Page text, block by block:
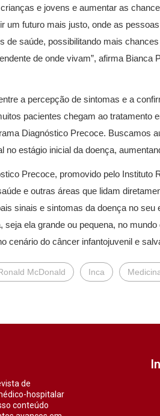
e jovens e aumentar as
um futuro mais justo, onde as
de saúde, possibilitando mais
de onde vivam”, afirma Bianca
a percepção de sintomas e a
pacientes chegam ao tratamento
Diagnóstico Precoce. Buscamos
no estágio inicial da doença,
Precoce, promovido pelo Instituto
e outras áreas que lidam
sinais e sintomas da doença no seu
seja ela grande ou pequena, no
cenário do câncer infantojuvenil e
McDonald Inca
de
hospitalar
conteúdo